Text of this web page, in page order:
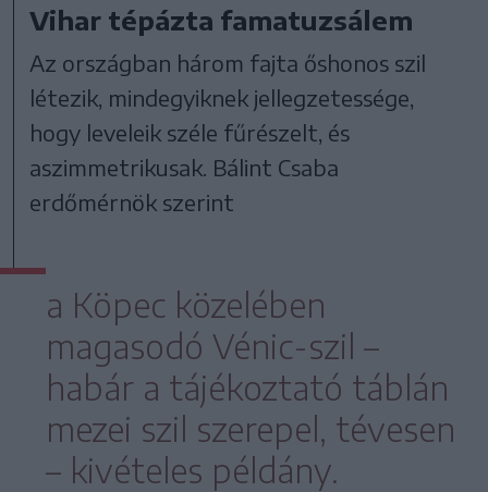
Vihar tépázta famatuzsálem
Az országban három fajta őshonos szil
létezik, mindegyiknek jellegzetessége,
hogy leveleik széle fűrészelt, és
aszimmetrikusak. Bálint Csaba
erdőmérnök szerint
a Köpec közelében
magasodó Vénic-szil –
habár a tájékoztató táblán
mezei szil szerepel, tévesen
– kivételes példány.